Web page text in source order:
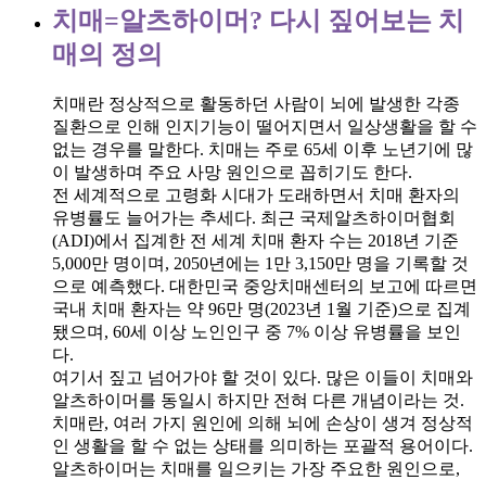
치매=알츠하이머? 다시 짚어보는 치
매의 정의
치매란 정상적으로 활동하던 사람이 뇌에 발생한 각종
질환으로 인해 인지기능이 떨어지면서 일상생활을 할 수
없는 경우를 말한다. 치매는 주로 65세 이후 노년기에 많
이 발생하며 주요 사망 원인으로 꼽히기도 한다.
전 세계적으로 고령화 시대가 도래하면서 치매 환자의
유병률도 늘어가는 추세다. 최근 국제알츠하이머협회
(ADI)에서 집계한 전 세계 치매 환자 수는 2018년 기준
5,000만 명이며, 2050년에는 1만 3,150만 명을 기록할 것
으로 예측했다. 대한민국 중앙치매센터의 보고에 따르면
국내 치매 환자는 약 96만 명(2023년 1월 기준)으로 집계
됐으며, 60세 이상 노인인구 중 7% 이상 유병률을 보인
다.
여기서 짚고 넘어가야 할 것이 있다. 많은 이들이 치매와
알츠하이머를 동일시 하지만 전혀 다른 개념이라는 것.
치매란, 여러 가지 원인에 의해 뇌에 손상이 생겨 정상적
인 생활을 할 수 없는 상태를 의미하는 포괄적 용어이다.
알츠하이머는 치매를 일으키는 가장 주요한 원인으로,